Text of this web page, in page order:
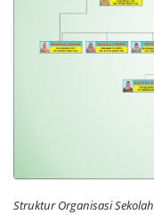
Struktur Organisasi Sekolah